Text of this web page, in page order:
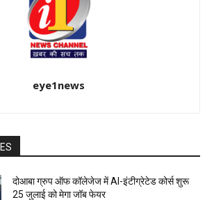
eye1news
दोआबा ग्रुप ऑफ कॉलेजेज में AI-इंटीग्रेटेड कोर्स शुरू
25 जुलाई को मेगा जॉब फेयर